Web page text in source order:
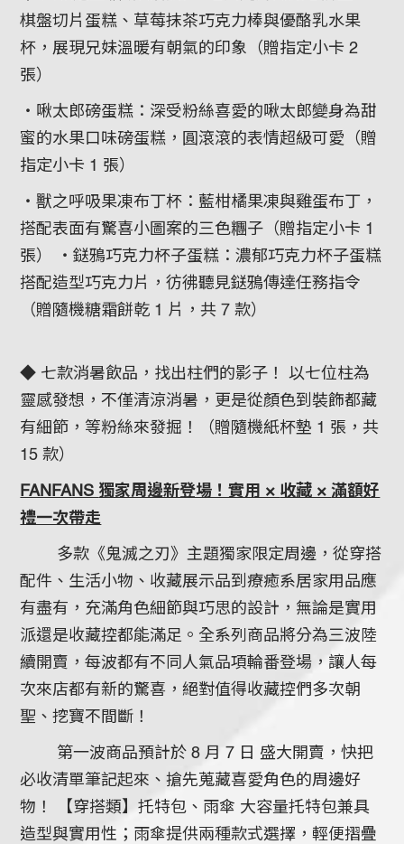
棋盤切片蛋糕、草莓抹茶巧克力棒與優酪乳水果
杯，展現兄妹溫暖有朝氣的印象（贈指定小卡 2
張）
・啾太郎磅蛋糕：深受粉絲喜愛的啾太郎變身為甜
蜜的水果口味磅蛋糕，圓滾滾的表情超級可愛（贈
指定小卡 1 張）
・獸之呼吸果凍布丁杯：藍柑橘果凍與雞蛋布丁，
搭配表面有驚喜小圖案的三色糰子（贈指定小卡 1
張） ・鎹鴉巧克力杯子蛋糕：濃郁巧克力杯子蛋糕
搭配造型巧克力片，彷彿聽見鎹鴉傳達任務指令
（贈隨機糖霜餅乾 1 片，共 7 款）
◆ 七款消暑飲品，找出柱們的影子！ 以七位柱為
靈感發想，不僅清涼消暑，更是從顏色到裝飾都藏
有細節，等粉絲來發掘！（贈隨機紙杯墊 1 張，共
15 款）
FANFANS 獨家周邊新登場！實用 × 收藏 ×滿額好
禮一次帶走
多款《鬼滅之刃》主題獨家限定周邊，從穿搭
配件、生活小物、收藏展示品到療癒系居家用品應
有盡有，充滿角色細節與巧思的設計，無論是實用
派還是收藏控都能滿足。全系列商品將分為三波陸
續開賣，每波都有不同人氣品項輪番登場，讓人每
次來店都有新的驚喜，絕對值得收藏控們多次朝
聖、挖寶不間斷！
第一波商品預計於 8 月 7 日 盛大開賣，快把
必收清單筆記起來、搶先蒐藏喜愛角色的周邊好
物！ 【穿搭類】托特包、雨傘 大容量托特包兼具
造型與實用性；雨傘提供兩種款式選擇，輕便摺疊